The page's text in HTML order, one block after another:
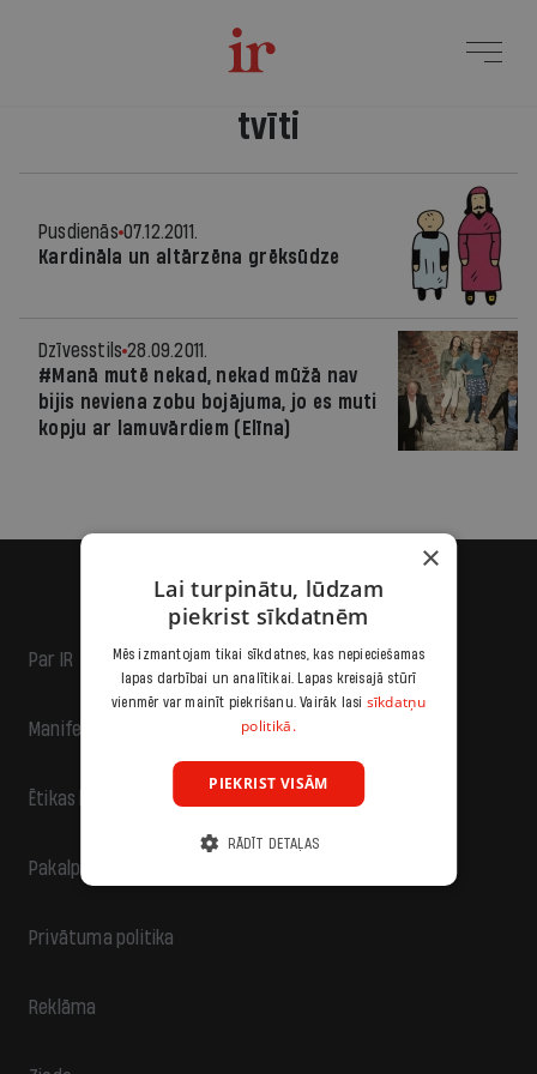
tvīti
Pusdienās 07.12.2011.
Kardināla un altārzēna grēksūdze
Dzīvesstils 28.09.2011.
#Manā mutē nekad, nekad mūžā nav
bijis neviena zobu bojājuma, jo es muti
kopju ar lamuvārdiem (Elīna)
Par IR
Manifests
Ētikas kodekss
Pakalpojumu sniegšanas noteikumi
Privātuma politika
Reklāma
×
Lai turpinātu, lūdzam
piekrist sīkdatnēm
Mēs izmantojam tikai sīkdatnes, kas nepieciešamas
lapas darbībai un analītikai. Lapas kreisajā stūrī
vienmēr var mainīt piekrišanu. Vairāk lasi sīkdatņu
politikā.
PIEKRIST VISĀM
RĀDĪT DETAĻAS